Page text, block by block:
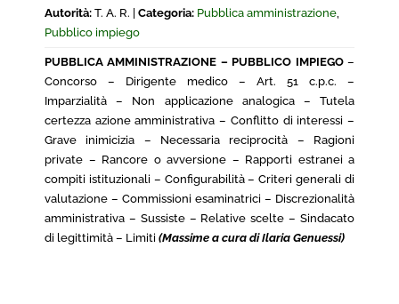
Autorità: T. A. R. | Categoria: Pubblica amministrazione,
Pubblico impiego
PUBBLICA AMMINISTRAZIONE – PUBBLICO IMPIEGO–
Concorso – Dirigente medico – Art. 51 c.p.c. –
Imparzialità – Non applicazione analogica – Tutela
certezza azione amministrativa – Conflitto di interessi –
Grave inimicizia – Necessaria reciprocità – Ragioni
private – Rancore o avversione – Rapporti estranei a
compiti istituzionali – Configurabilità – Criteri generali di
valutazione – Commissioni esaminatrici – Discrezionalità
amministrativa – Sussiste – Relative scelte – Sindacato
di legittimità – Limiti (Massime a cura di Ilaria Genuessi)